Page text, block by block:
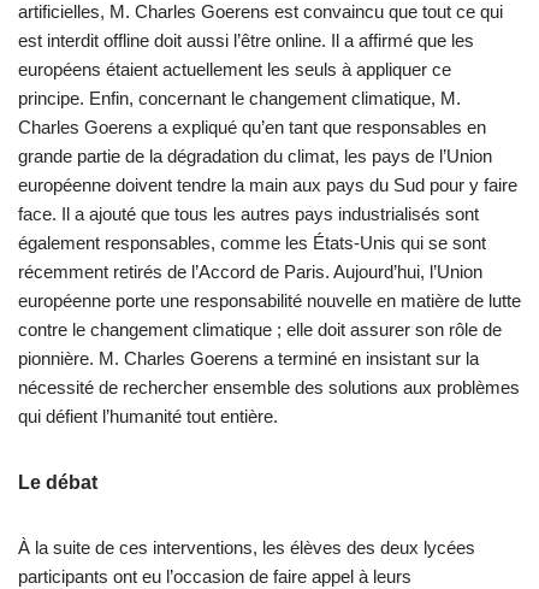
artificielles, M. Charles Goerens est convaincu que tout ce qui
est interdit offline doit aussi l’être online. Il a affirmé que les
européens étaient actuellement les seuls à appliquer ce
principe. Enfin, concernant le changement climatique, M.
Charles Goerens a expliqué qu’en tant que responsables en
grande partie de la dégradation du climat, les pays de l’Union
européenne doivent tendre la main aux pays du Sud pour y faire
face. Il a ajouté que tous les autres pays industrialisés sont
également responsables, comme les États-Unis qui se sont
récemment retirés de l’Accord de Paris. Aujourd’hui, l’Union
européenne porte une responsabilité nouvelle en matière de lutte
contre le changement climatique ; elle doit assurer son rôle de
pionnière. M. Charles Goerens a terminé en insistant sur la
nécessité de rechercher ensemble des solutions aux problèmes
qui défient l’humanité tout entière.
Le débat
À la suite de ces interventions, les élèves des deux lycées
participants ont eu l’occasion de faire appel à leurs